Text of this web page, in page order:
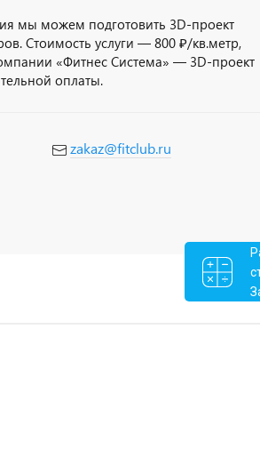
мы можем подготовить 3D-проект
Стоимость услуги — 800 ₽/кв.метр,
«Фитнес Система» — 3D-проект
оплаты.
zakaz@fitclub.ru